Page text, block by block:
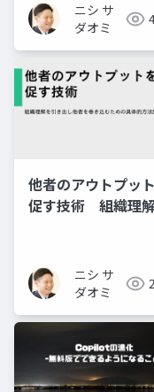
ニシ サ
ダオミ
他者のアウトプッ
促す技術 組織理
ニシ サ
ダオミ